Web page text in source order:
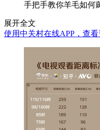
手把手教你羊毛如何
展开全文
使用中关村在线APP，查